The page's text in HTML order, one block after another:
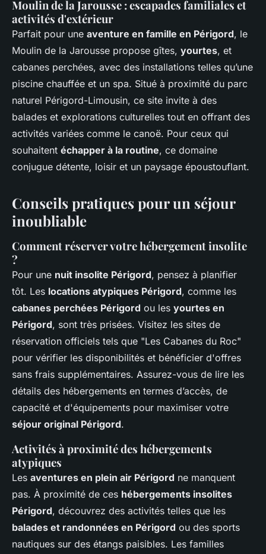
Moulin de la Jarousse : escapades familiales et
activités d'extérieur
Parfait pour une aventure en famille en Périgord, le
Moulin de la Jarousse propose gîtes, yourtes, et
cabanes perchées, avec des installations telles qu’une
piscine chauffée et un spa. Situé à proximité du parc
naturel Périgord-Limousin, ce site invite à des
balades et explorations culturelles tout en offrant des
activités variées comme le canoë. Pour ceux qui
souhaitent échapper à la routine, ce domaine
conjugue détente, loisir et un paysage époustouflant.
Conseils pratiques pour un séjour
inoubliable
Comment réserver votre hébergement insolite
?
Pour une nuit insolite Périgord, pensez à planifier
tôt. Les locations atypiques Périgord, comme les
cabanes perchées Périgord ou les yourtes en
Périgord, sont très prisées. Visitez les sites de
réservation officiels tels que "Les Cabanes du Roc"
pour vérifier les disponibilités et bénéficier d'offres
sans frais supplémentaires. Assurez-vous de lire les
détails des hébergements en termes d’accès, de
capacité et d'équipements pour maximiser votre
séjour original Périgord.
Activités à proximité des hébergements
atypiques
Les aventures en plein air Périgord ne manquent
pas. À proximité de ces hébergements insolites
Périgord, découvrez des activités telles que les
balades et randonnées en Périgord ou des sports
nautiques sur des étangs paisibles. Les familles